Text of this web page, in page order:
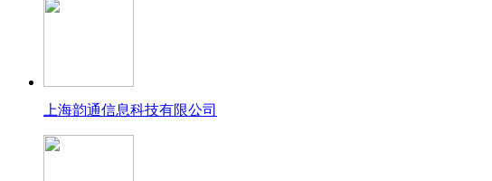
上海韵通信息科技有限公司